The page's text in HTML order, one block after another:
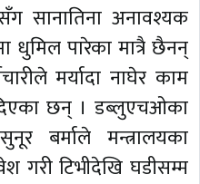
सानातिना अनावश्यक
धुमिल पारेका मात्रै छैनन्
मर्यादा नाघेर काम
छन् । डब्लुएचओका
बर्माले मन्त्रालयका
गरी टिभीदेखि घडीसम्म